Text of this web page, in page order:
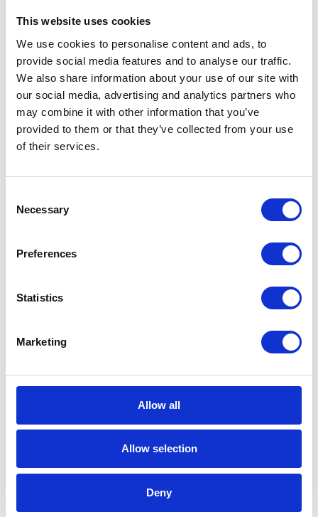
This website uses cookies
We use cookies to personalise content and ads, to
provide social media features and to analyse our traffic.
We also share information about your use of our site with
our social media, advertising and analytics partners who
may combine it with other information that you’ve
provided to them or that they’ve collected from your use
of their services.
Selection
Necessary
Preferences
Statistics
Marketing
Allow all
Allow selection
Deny
„Der gefährlichste Spruch ist dieser: Wir
2 min
Trends in SAP